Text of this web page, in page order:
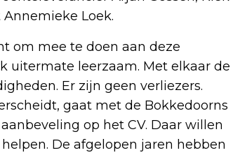
Loek.
om mee te doen aan deze
uitermate leerzaam. Met elkaar de
Er zijn geen verliezers.
gaat met de Bokkedoorns
op het CV. Daar willen
De afgelopen jaren hebben